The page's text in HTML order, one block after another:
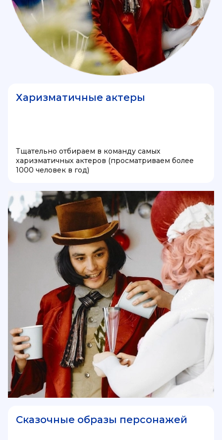
Харизматичные актеры
Тщательно отбираем в команду самых
харизматичных актеров (просматриваем более
1000 человек в год)
Сказочные образы персонажей